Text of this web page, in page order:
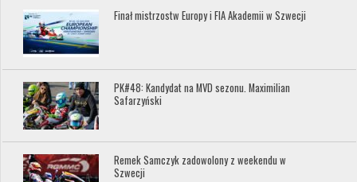
Finał mistrzostw Europy i FIA Akademii w Szwecji
PK#48: Kandydat na MVD sezonu. Maximilian
Safarzyński
Remek Samczyk zadowolony z weekendu w
Szwecji